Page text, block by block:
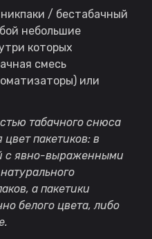
/ бестабачный
небольшие
которых
смесь
или
табачного снюса
цвет пакетиков: в
с явно-выраженными
а пакетики
белого цвета, либо